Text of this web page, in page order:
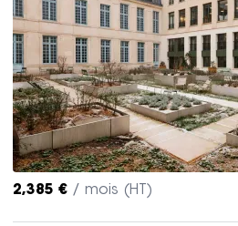
2,385 € / mois (HT)